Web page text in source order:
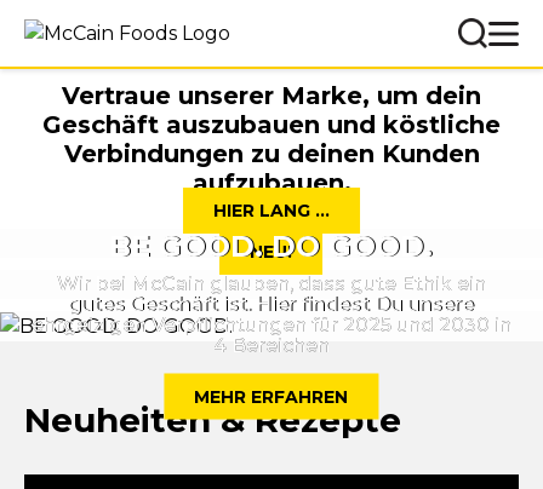
Vertraue unserer Marke, um dein
Geschäft auszubauen und köstliche
Verbindungen zu deinen Kunden
aufzubauen.
HIER LANG ...
NEU!
BE GOOD. DO GOOD.
Wir bei McCain glauben, dass gute Ethik ein
gutes Geschäft ist. Hier findest Du unsere
ehrgeizigen Verpflichtungen für 2025 und 2030 in
4 Bereichen
MEHR ERFAHREN
Neuheiten & Rezepte